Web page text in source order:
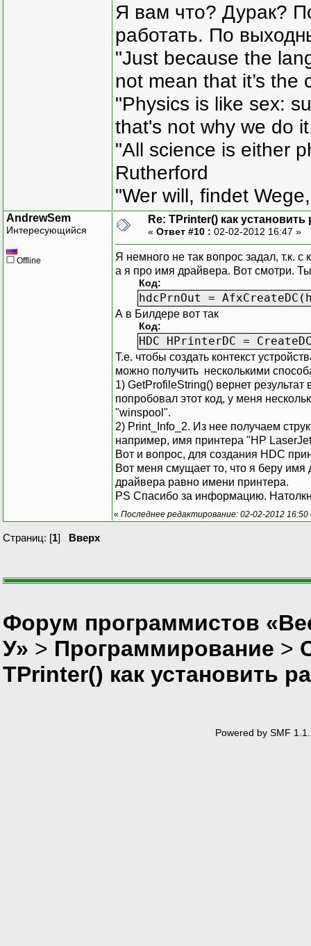
Я вам что? Дурак?
работать. По
"Just because the
not mean that it’s the
"Physics is like sex:
that's not why we do
"All science is either
Rutherford
"Wer will, findet
AndrewSem
Интересующийся
Offline
Re: TPrinter() как
« Ответ #10 : 02-02-2012 16:47 »
Я немного не так вопрос задал, т.к.
а я про имя драйвера. Вот смотри. Ты
Код:
hdcPrnOut =
А в Билдере вот так
Код:
HDC HPrinterDC =
Т.е. чтобы создать контекст
можно получить несколькими
1) GetProfileString() вернет
попробовал этот код, у меня
"winspool".
2) Print_Info_2. Из нее получаем
например, имя принтера "HP
Вот и вопрос, для создания HDC
Вот меня смущает то, что я беру
драйвера равно имени принтера.
PS Спасибо за информацию.
« Последнее редактирование: 02-02-2012
Страниц: [1] Вверх
Форум программистов
У» > Программирование >
TPrinter() как установить
Powered by SMF